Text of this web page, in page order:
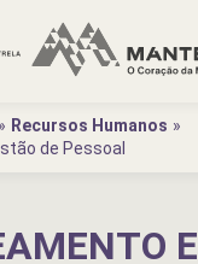
Recursos Humanos
de Pessoal
E